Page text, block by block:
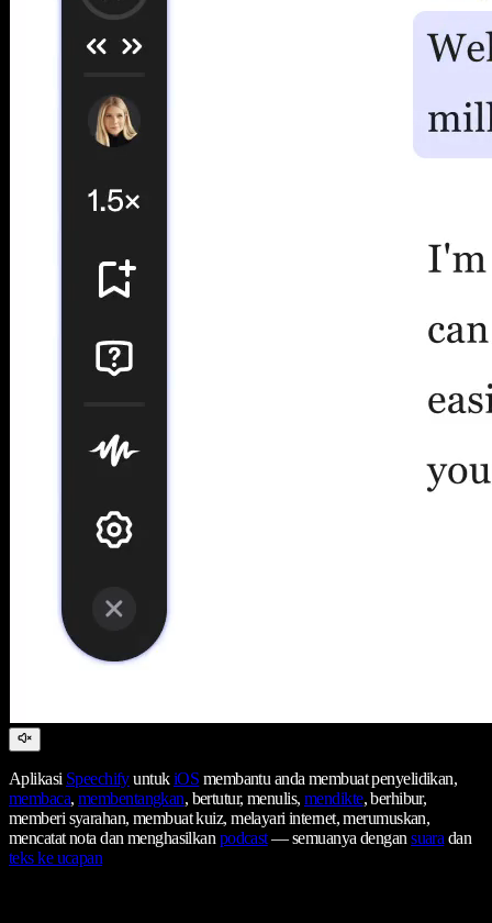
Aplikasi SpeechifyuntukiOS membantu anda membuat penyelidikan,
membaca, membentangkan, bertutur, menulis, mendikte, berhibur,
memberi syarahan, membuat kuiz, melayari internet, merumuskan,
mencatat nota dan menghasilkanpodcast— semuanya dengansuaradan
teks ke ucapan